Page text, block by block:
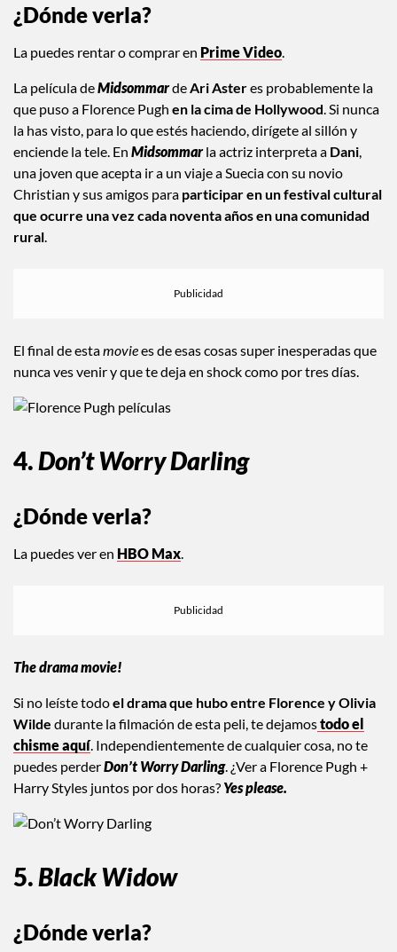
¿Dónde verla?
La puedes rentar o comprar en Prime Video
La película deMidsommarde Ari Asteres probablemente la
que puso a Florence Pugh en la cima de Hollywood . Si nunca
la has visto, para lo que estés haciendo, dirígete al sillón y
enciende la tele. En Midsommarla actriz interpreta a Dani
una joven que acepta ir a un viaje a Suecia con su novio
Christian y sus amigos para participar en un festival cultural
que ocurre una vez cada noventa años en una comunidad
rural
El final de estamoviees de esas cosas super inesperadas que
nunca ves venir y que te deja en shock como por tres días.
4.Don’t Worry Darling
¿Dónde verla?
La puedes ver en HBO Max.
The drama movie!
Si no leíste todoel drama que hubo entre Florence y Olivia
Wilde durante la filmación de esta peli, te dejamostodo el
chisme aquí. Independientemente de cualquier cosa, no te
puedes perderDon’t Worry Darling. ¿Ver a Florence Pugh +
Harry Styles juntos por dos horas? Yes please.
5.Black Widow
¿Dónde verla?